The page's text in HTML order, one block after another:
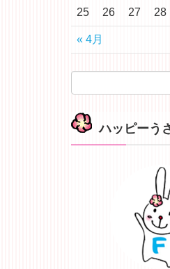
« 4月
25 26 27 28
ハッピーう